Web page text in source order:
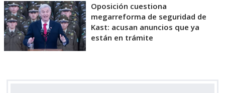
Oposición cuestiona
megarreforma de seguridad de
Kast: acusan anuncios que ya
están en trámite